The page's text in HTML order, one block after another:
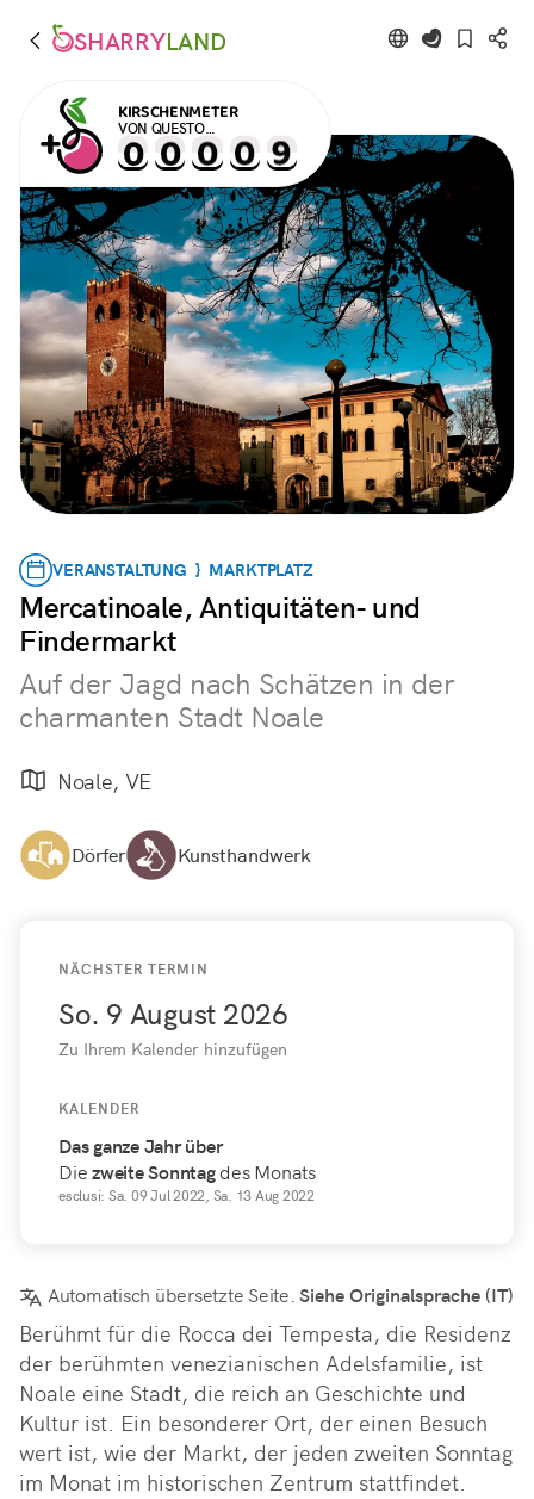
SHARRYLAND
KIRSCHENMETER
VON QUESTO
VERANSTALTUNG
VERANSTALTUNG } MARKTPLATZ
Mercatinoale, Antiquitäten- und
Findermarkt
Auf der Jagd nach Schätzen in der
charmanten Stadt Noale
Noale, VE
Dörfer Kunsthandwerk
NÄCHSTER TERMIN
So. 9 August 2026
Zu Ihrem Kalender hinzufügen
KALENDER
Das ganze Jahr über
DiezweiteSonntagdes Monats
esclusi: Sa. 09 Jul 2022, Sa. 13 Aug 2022
Automatisch übersetzte Seite.Siehe Originalsprache (IT)
Berühmt für die Rocca dei Tempesta, die Residenz
der berühmten venezianischen Adelsfamilie, ist
Noale eine Stadt, die reich an Geschichte und
Kultur ist. Ein besonderer Ort, der einen Besuch
wert ist, wie der Markt, der jeden zweiten Sonntag
im Monat im historischen Zentrum stattfindet.